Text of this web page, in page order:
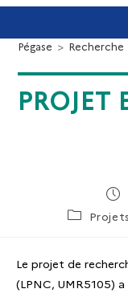
PROJET
Pégase > Recherche
Le projet de
(LPNC, UMR5105)